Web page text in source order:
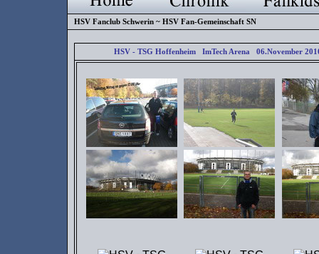
HSV Fanclub Schwerin ~ HSV Fan-Gemeinschaft SN
HSV - TSG Hoffenheim ImTech Arena 06.November